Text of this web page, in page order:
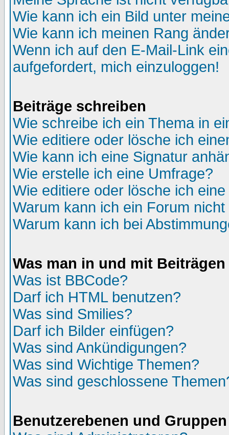
Wie kann ich ein Bild unter
Wie kann ich meinen Rang
Wenn ich auf den E-Mail-Link
aufgefordert, mich einzuloggen!
Beiträge schreiben
Wie schreibe ich ein Thema in
Wie editiere oder lösche ich
Wie kann ich eine Signatur
Wie erstelle ich eine Umfrage?
Wie editiere oder lösche ich
Warum kann ich ein Forum
Warum kann ich bei
Was man in und mit
Was ist BBCode?
Darf ich HTML benutzen?
Was sind Smilies?
Darf ich Bilder einfügen?
Was sind Ankündigungen?
Was sind Wichtige Themen?
Was sind geschlossene
Benutzerebenen und Gruppen